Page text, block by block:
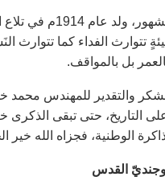
المغفور له،
تتوارث الفداء كما تتوارث
بل بالمواقف.
والتقدير للمهندس محمد
التاريخ، حتى تبقى الذكرى
الوطنية، فجزاه الله خير
القدس